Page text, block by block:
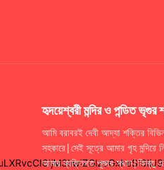
হৃদয়েশ্বরী মন্দির ও পন্ডিত ভৃগুর
আমি বরাবরই দেবী আদ্যা শক্তির
সহকারে|সেই সূত্রে আমার গৃহ মন্দিরে
আমার ব্যক্তিগত পূজার স্থান|কিন্তু